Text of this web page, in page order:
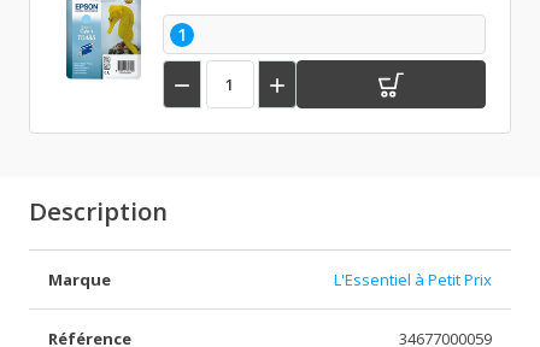
1
 
Description
Marque L'Essentiel à Petit Prix
Référence 34677000059